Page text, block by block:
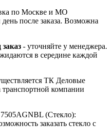
по Москве и МО
после заказа. Возможна
- уточняйте у менеджера.
в середине каждой
ТК Деловые
компании
7505AGNBL (Стекло):
заказать стекло с